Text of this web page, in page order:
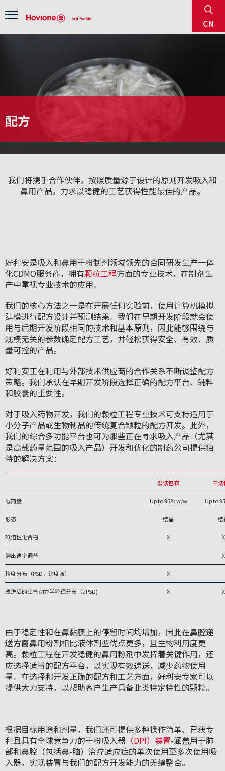
CN
Menu
配方
我们将携手合作伙伴，按照质量源于设计的原则开发吸入和
鼻用产品，力求以稳健的工艺获得性能最佳的产品。
好利安是吸入和鼻用干粉制剂领域领先的合同研发生产一体
化CDMO服务商，拥有颗粒工程方面的专业技术，在制剂生
产中重视专业技术的应用。
我们的核心方法之一是在开展任何实验前，使用计算机模拟
建模进行配方设计并预测结果。我们在早期开发阶段就会使
用与后期开发阶段相同的技术和基本原则，因此能够围绕与
规模无关的参数确定配方工艺，并轻松获得安全、有效、质
量可控的产品。
好利安正在利用与外部技术供应商的合作关系不断调整配方
策略。我们承认在早期开发阶段选择正确的配方平台、辅料
和胶囊的重要性。
对于吸入药物开发，我们的颗粒工程专业技术可支持适用于
小分子产品或生物制品的传统复合颗粒的配方开发。此外，
我们的综合多功能平台也可为那些正在寻求吸入产品（尤其
是高载药量范围的吸入产品）开发和优化的制药公司提供独
特的解决方案：
湿法包衣 干法
载药量 Up to 95% w/w Up to
形态 结晶 结
难溶性化合物 X X
溶出速率调节 X
粒度分布（PSD，跨度窄） X
改进后的空气动力学粒径分布（aPSD) X X
由于稳定性和在鼻黏膜上的停留时间均增加，因此在鼻腔递
送方面鼻用粉剂相比液体剂型优点更多，且生物利用度更
高。颗粒工程在开发稳健的鼻用粉剂中发挥着关键作用，还
应选择适当的配方平台，以实现有效递送，减少药物使用
量。在选择和开发正确的配方和工艺方面，好利安专家可以
提供大力支持，以帮助客户生产具备此类特定特性的颗粒。
根据目标用途和剂量，我们还可提供多种操作简单、已获专
利且具有全球竞争力的干粉吸入器 （DPI）装置-涵盖用于肺
部和鼻腔（包括鼻-脑）治疗适应症的单次使用至多次使用吸
入器，实现装置与我们的配方开发能力的无缝整合。